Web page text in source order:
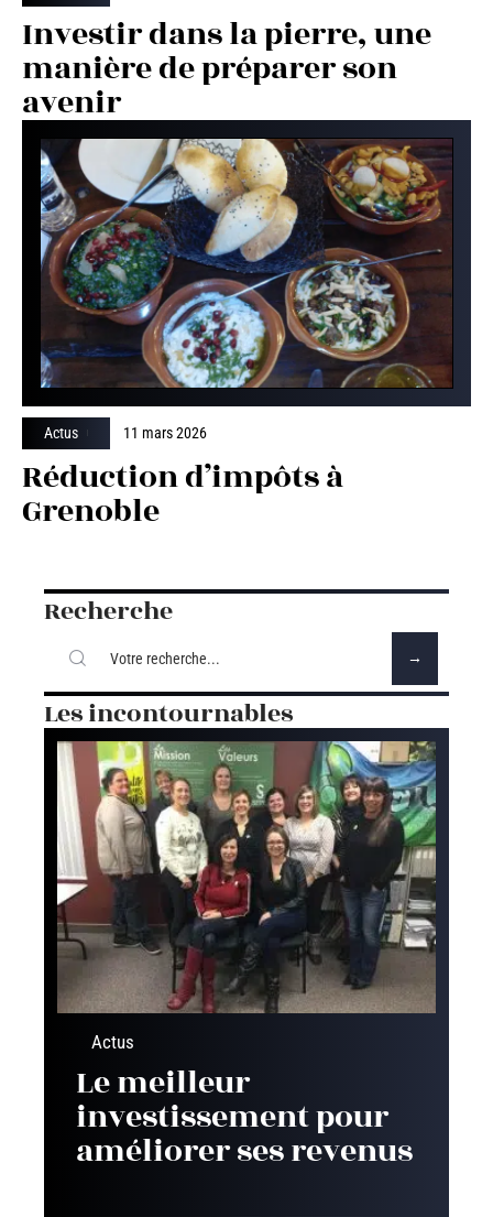
Investir dans la pierre, une
manière de préparer son
avenir
Actus 11 mars 2026
Réduction d’impôts à
Grenoble
Recherche
Les incontournables
Actus
Le meilleur
investissement pour
améliorer ses revenus